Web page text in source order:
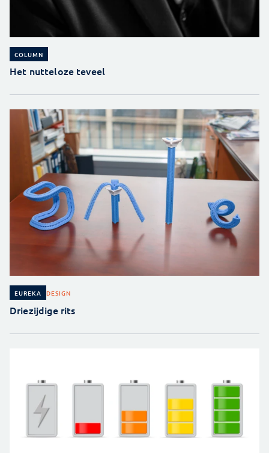
COLUMN
Het nutteloze teveel
EUREKA DESIGN
Driezijdige rits